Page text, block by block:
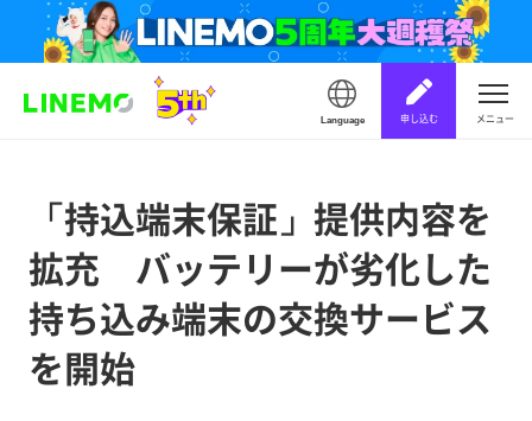
Language 申し込む メニュー
「持込端末保証」提供内容を
拡充 バッテリーが劣化した
持ち込み端末の交換サービス
を開始